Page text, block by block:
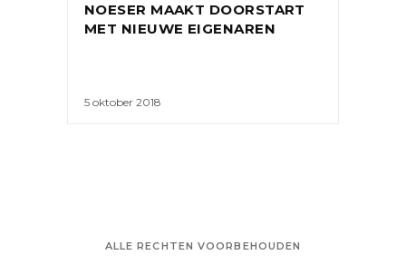
NOESER MAAKT DOORSTART
MET NIEUWE EIGENAREN
5 oktober 2018
ALLE RECHTEN VOORBEHOUDEN